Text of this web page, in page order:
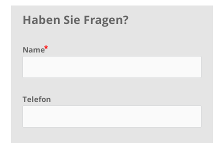
Haben Sie Fragen?
Name
Telefon